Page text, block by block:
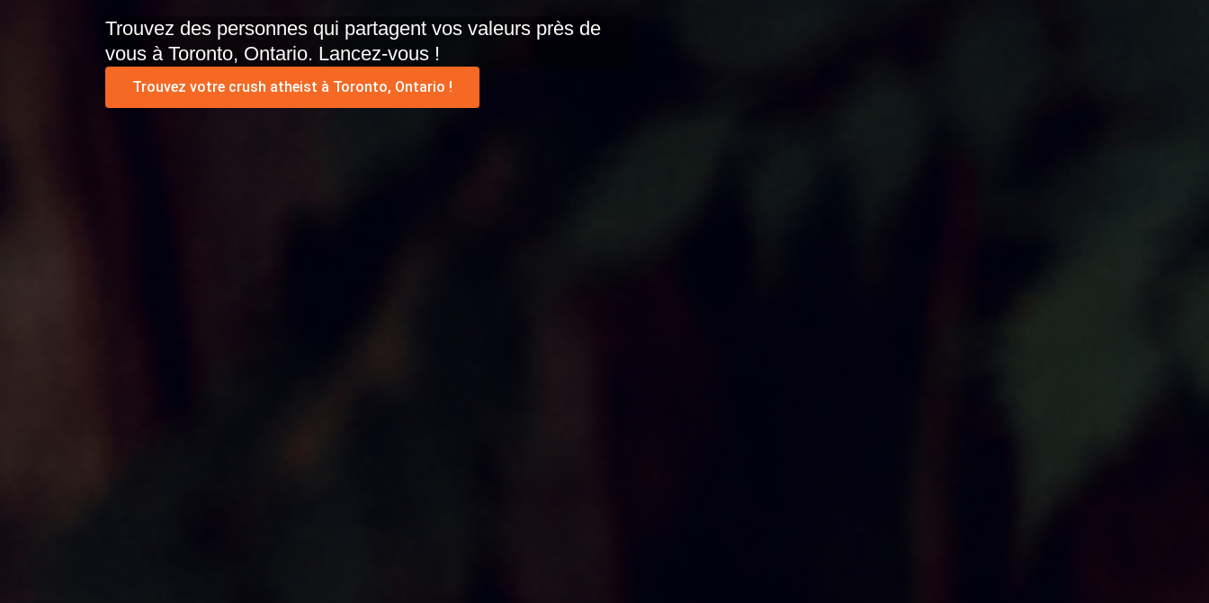
Trouvez des personnes qui partagent vos valeurs près de
vous à Toronto, Ontario. Lancez-vous !
Trouvez votre crush atheist à Toronto, Ontario !